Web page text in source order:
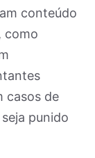
conteúdo
como
casos de
punido